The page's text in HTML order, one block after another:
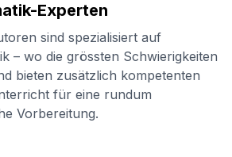
Experten
sind spezialisiert auf
– wo die grössten Schwierigkeiten
bieten zusätzlich kompetenten
für eine rundum
Vorbereitung.